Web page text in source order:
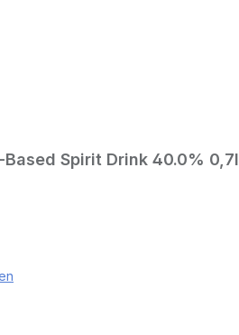
Spirit Drink 40.0% 0,7l